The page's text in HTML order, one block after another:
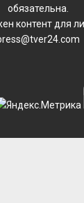
обязательна.
контент для